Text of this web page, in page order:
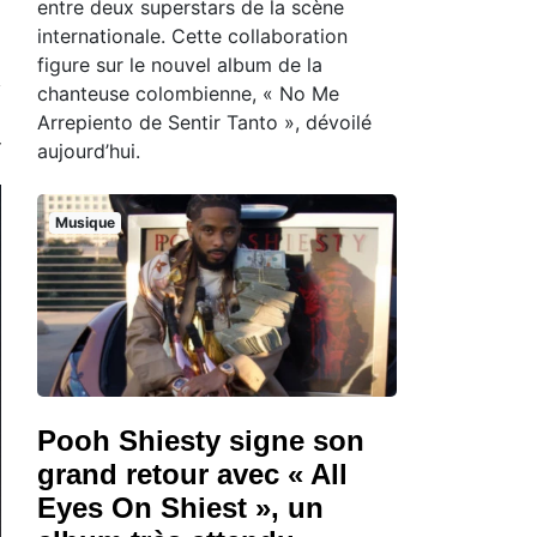
entre deux superstars de la scène
internationale. Cette collaboration
figure sur le nouvel album de la
chanteuse colombienne, « No Me
Arrepiento de Sentir Tanto », dévoilé
aujourd’hui.
Musique
Pooh Shiesty signe son
grand retour avec « All
Eyes On Shiest », un